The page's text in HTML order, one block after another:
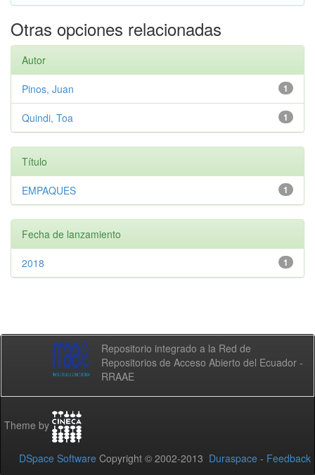
Otras opciones relacionadas
Autor
1
Pinos, Juan
1
Quindi, Toa
Título
1
EMPAQUES
Fecha de lanzamiento
1
2018
Repositorio integrado a la Red de
Repositorios de Acceso Abierto del Ecuador -
RRAAE
Theme by
DSpace Software Copyright © 2002-2013 Duraspace - Feedback